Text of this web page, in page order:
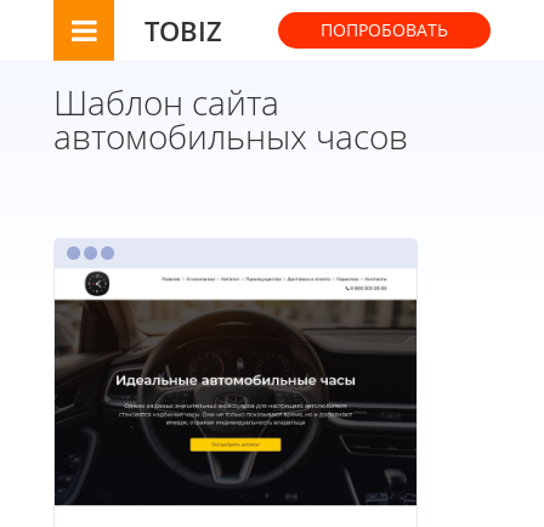
TOBIZ ПОПРОБОВАТЬ
Шаблон сайта
автомобильных часов